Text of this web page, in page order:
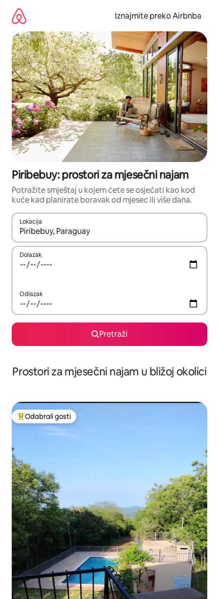
sadržaj
Iznajmite preko Airbnba
Piribebuy: prostori za mjesečni najam
Potražite smještaj u kojem ćete se osjećati kao kod
kuće kad planirate boravak od mjesec ili više dana.
Lokacija
Kada budu dostupni rezultati, moći ćete ih pregledati
Dolazak
Odlazak
Pretraži
Prostori za mjesečni najam u bližoj okolici
Među najviše rangiranima s oznakom „Odabrali gosti”
Odabrali gosti